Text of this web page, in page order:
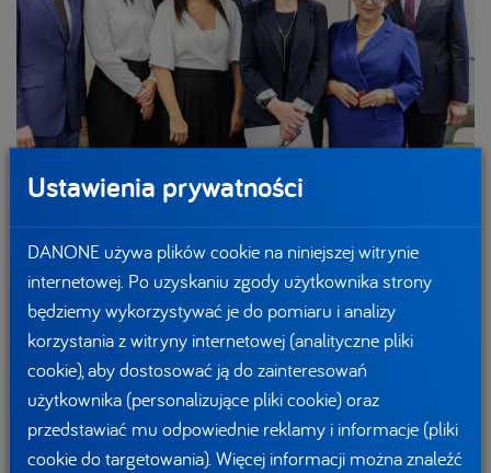
Nutricia
10.10.2019
Akademia Opieki Długoterminowej szansą na
poprawę opieki nad pacjentem w domu
Zgodnie z prognozą GUS w 2050 r. osoby starsze (w wieku
60 lat i więcej) będą stanowić aż 40,4% mieszkańców
Polski. Konsekwencją zaawansowanego procesu starzenia
Ustawienia prywatności
DANONE używa plików cookie na niniejszej witrynie
internetowej. Po uzyskaniu zgody użytkownika strony
będziemy wykorzystywać je do pomiaru i analizy
korzystania z witryny internetowej (analityczne pliki
cookie), aby dostosować ją do zainteresowań
użytkownika (personalizujące pliki cookie) oraz
przedstawiać mu odpowiednie reklamy i informacje (pliki
cookie do targetowania). Więcej informacji można znaleźć